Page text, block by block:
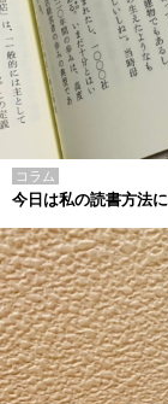
コラム
今日は私の読書方法